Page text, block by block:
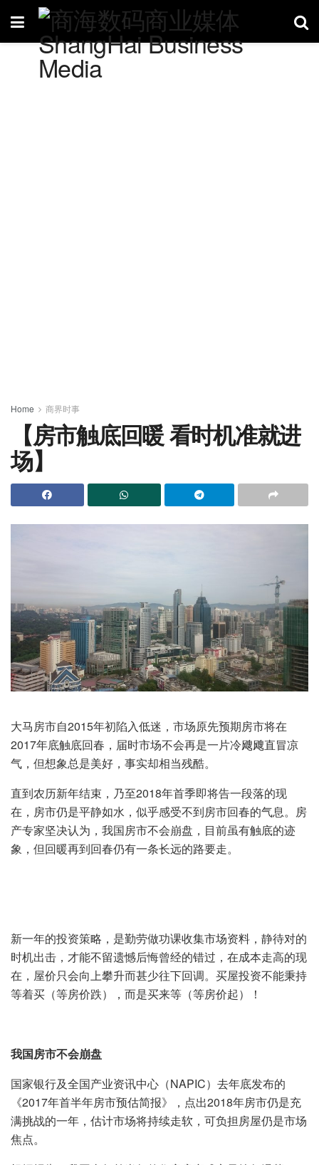
Home 商界时事
【房市触底回暖 看时机准就进
场】
大马房市自2015年初陷入低迷，市场原先预期房市将在
2017年底触底回春，届时市场不会再是一片冷飕飕直冒凉
气，但想象总是美好，事实却相当残酷。
直到农历新年结束，乃至2018年首季即将告一段落的现
在，房市仍是平静如水，似乎感受不到房市回春的气息。房
产专家坚决认为，我国房市不会崩盘，目前虽有触底的迹
象，但回暖再到回春仍有一条长远的路要走。
新一年的投资策略，是勤劳做功课收集市场资料，静待对的
时机出击，才能不留遗憾后悔曾经的错过，在成本走高的现
在，屋价只会向上攀升而甚少往下回调。买屋投资不能秉持
等着买（等房价跌），而是买来等（等房价起）！
我国房市不会崩盘
国家银行及全国产业资讯中心（NAPIC）去年底发布的
《2017年首半年房市预估简报》，点出2018年房市仍是充
满挑战的一年，估计市场将持续走软，可负担房屋仍是市场
焦点。